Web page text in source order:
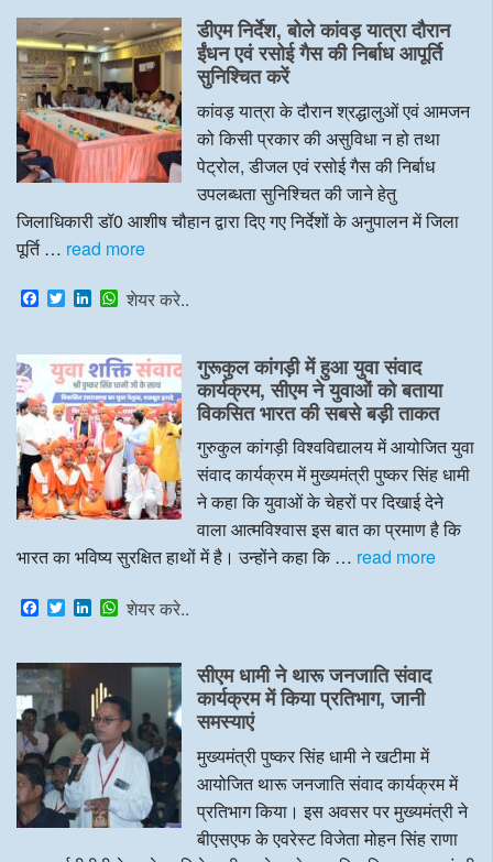
e
b
o
o
k
t
t
e
r
k
e
d
I
n
t
s
A
p
p
डीएम निर्देश, बोले कांवड़ यात्रा दौरान
ईंधन एवं रसोई गैस की निर्बाध आपूर्ति
सुनिश्चित करें
कांवड़ यात्रा के दौरान श्रद्धालुओं एवं आमजन
को किसी प्रकार की असुविधा न हो तथा
पेट्रोल, डीजल एवं रसोई गैस की निर्बाध
उपलब्धता सुनिश्चित की जाने हेतु
जिलाधिकारी डॉ0 आशीष चौहान द्वारा दिए गए निर्देशों के अनुपालन में जिला
पूर्ति … read more
F
a
e
b
o
k
T
w
t
t
e
r
L
k
e
d
I
n
W
t
s
A
p
p
शेयर करे..
गुरूकुल कांगड़ी में हुआ युवा संवाद
कार्यक्रम, सीएम ने युवाओं को बताया
विकसित भारत की सबसे बड़ी ताकत
गुरुकुल कांगड़ी विश्वविद्यालय में आयोजित युवा
संवाद कार्यक्रम में मुख्यमंत्री पुष्कर सिंह धामी
ने कहा कि युवाओं के चेहरों पर दिखाई देने
वाला आत्मविश्वास इस बात का प्रमाण है कि
भारत का भविष्य सुरक्षित हाथों में है। उन्होंने कहा कि … read more
F
a
e
b
o
o
k
T
w
t
e
r
L
k
e
d
I
n
W
t
A
p
p
शेयर करे..
सीएम धामी ने थारू जनजाति संवाद
कार्यक्रम में किया प्रतिभाग, जानी
समस्याएं
मुख्यमंत्री पुष्कर सिंह धामी ने खटीमा में
आयोजित थारू जनजाति संवाद कार्यक्रम में
प्रतिभाग किया। इस अवसर पर मुख्यमंत्री ने
बीएसएफ के एवरेस्ट विजेता मोहन सिंह राणा